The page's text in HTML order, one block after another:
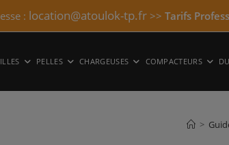
: location@atoulok-tp.fr >> Tarifs
PELLES CHARGEUSES COMPACTEURS
>